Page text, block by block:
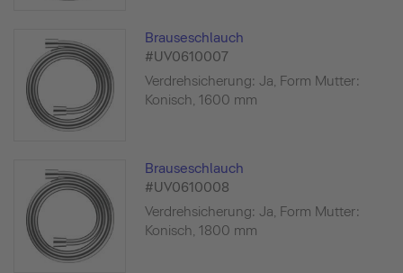
Brauseschlauch
#UV0610007
Verdrehsicherung: Ja, Form Mutter:
Konisch, 1600 mm
Brauseschlauch
#UV0610008
Verdrehsicherung: Ja, Form Mutter:
Konisch, 1800 mm